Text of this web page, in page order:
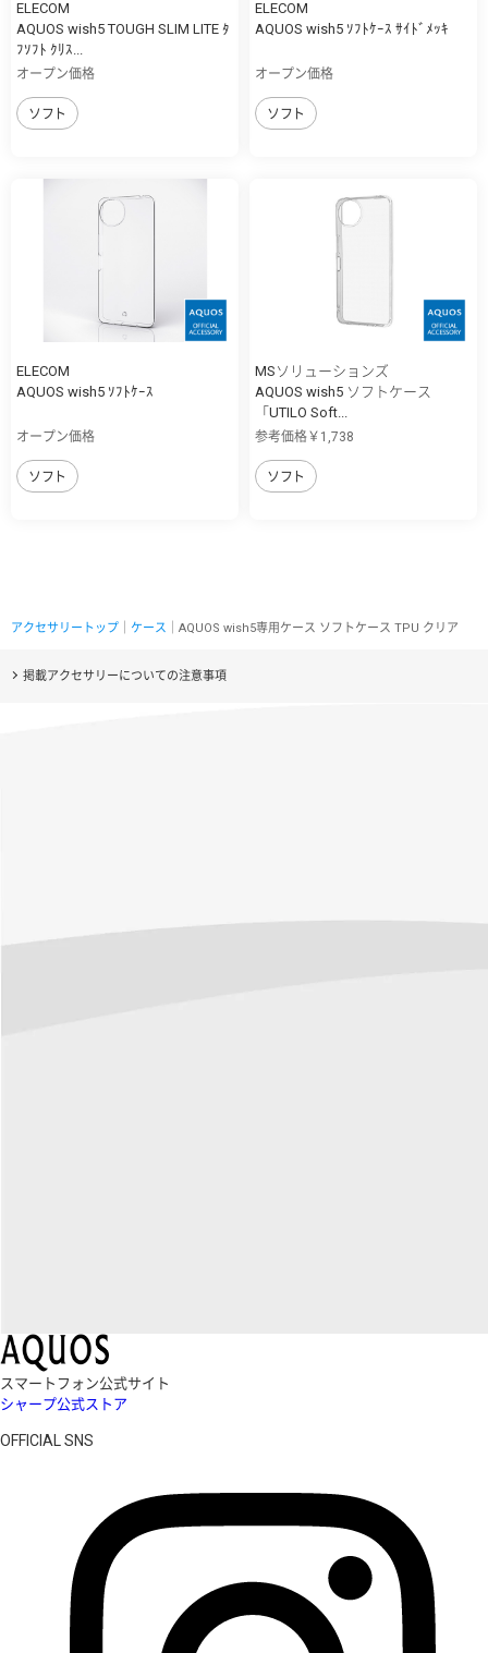
ELECOM
AQUOS wish5 TOUGH SLIM LITE ﾀ
ﾌｿﾌﾄ ｸﾘｽ...
オープン価格
ソフト
ELECOM
AQUOS wish5 ｿﾌﾄｹｰｽ ｻｲﾄﾞﾒｯｷ
オープン価格
ソフト
ELECOM
AQUOS wish5 ｿﾌﾄｹｰｽ
オープン価格
ソフト
MSソリューションズ
AQUOS wish5 ソフトケース
「UTILO Soft...
参考価格￥1,738
ソフト
アクセサリートップ ケース ｜AQUOS wish5専用ケース ソフトケース TPU クリア
掲載アクセサリーについての注意事項
スマートフォン公式サイト
シャープ公式ストア
OFFICIAL SNS